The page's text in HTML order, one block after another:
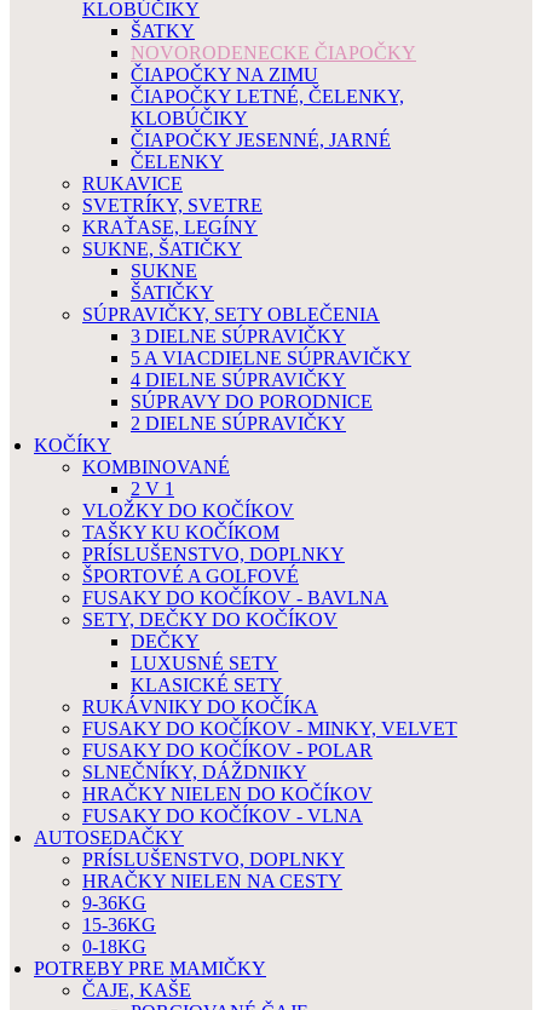
KLOBÚČIKY
ŠATKY
NOVORODENECKE ČIAPOČKY
ČIAPOČKY NA ZIMU
ČIAPOČKY LETNÉ, ČELENKY,
KLOBÚČIKY
ČIAPOČKY JESENNÉ, JARNÉ
ČELENKY
RUKAVICE
SVETRÍKY, SVETRE
KRAŤASE, LEGÍNY
SUKNE, ŠATIČKY
SUKNE
ŠATIČKY
SÚPRAVIČKY, SETY OBLEČENIA
3 DIELNE SÚPRAVIČKY
5 A VIACDIELNE SÚPRAVIČKY
4 DIELNE SÚPRAVIČKY
SÚPRAVY DO PORODNICE
2 DIELNE SÚPRAVIČKY
KOČÍKY
KOMBINOVANÉ
2 V 1
VLOŽKY DO KOČÍKOV
TAŠKY KU KOČÍKOM
PRÍSLUŠENSTVO, DOPLNKY
ŠPORTOVÉ A GOLFOVÉ
FUSAKY DO KOČÍKOV - BAVLNA
SETY, DEČKY DO KOČÍKOV
DEČKY
LUXUSNÉ SETY
KLASICKÉ SETY
RUKÁVNIKY DO KOČÍKA
FUSAKY DO KOČÍKOV - MINKY, VELVET
FUSAKY DO KOČÍKOV - POLAR
SLNEČNÍKY, DÁŽDNIKY
HRAČKY NIELEN DO KOČÍKOV
FUSAKY DO KOČÍKOV - VLNA
AUTOSEDAČKY
PRÍSLUŠENSTVO, DOPLNKY
HRAČKY NIELEN NA CESTY
9-36KG
15-36KG
0-18KG
POTREBY PRE MAMIČKY
ČAJE, KAŠE